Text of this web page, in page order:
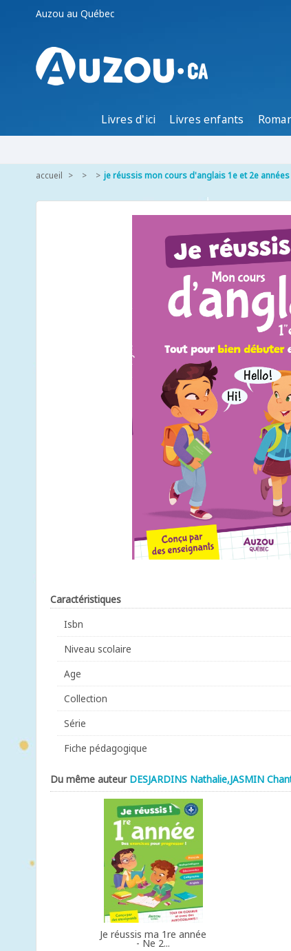
Auzou au Québec
Livres d'ici Livres enfants
accueil je réussis mon cours d'anglais 1e et 2e années
Caractéristiques
Isbn
Niveau scolaire
Age
Collection
Série
Fiche pédagogique
Du même auteur DESJARDINS Nathalie,JASMIN
Je réussis ma 1re année
- Ne 2...